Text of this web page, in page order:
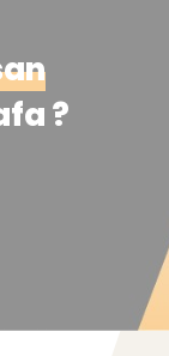
?